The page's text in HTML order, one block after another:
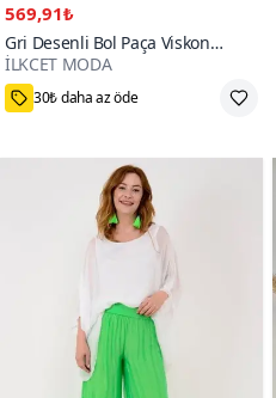
569,91₺
Gri Desenli Bol Paça Viskon
Pantolon
İLKCET MODA
100+
30₺ daha az öde